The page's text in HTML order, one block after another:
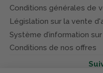
Conditions générales de
Législation sur la vente
Système d’information
Conditions de nos offres